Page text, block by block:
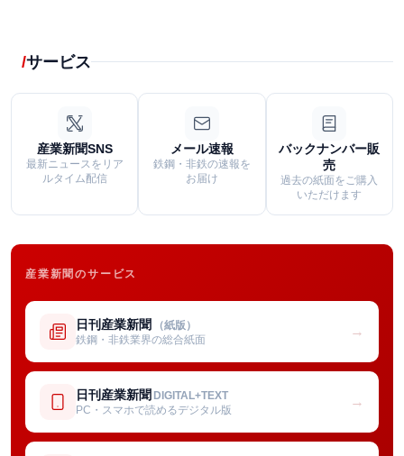
サービス
産業新聞SNS
最新ニュースをリア
ルタイム配信
メール速報
鉄鋼・非鉄の速報を
お届け
バックナンバー販
売
過去の紙面をご購入
いただけます
産業新聞のサービス
日刊産業新聞 （紙版）
鉄鋼・非鉄業界の総合紙面
→
日刊産業新聞 DIGITAL+TEXT
PC・スマホで読めるデジタル版
→